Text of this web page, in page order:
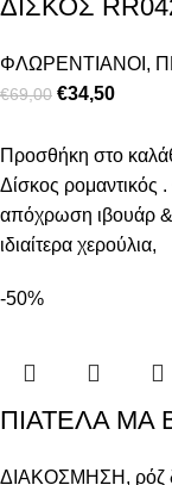
ΔΙΣΚΟΣ
ΦΛΩΡΕΝΤΙΑΝΟΙ ,
€69,00 €34,50
Προσθήκη στο
Δίσκος ρομαντικός
απόχρωση ιβουάρ &
ιδιαίτερα χερούλια,
-50%
ΠΙΑΤΕΛΑ ΜΑ
ΔΙΑΚΟΣΜΗΣΗ , ρόζ